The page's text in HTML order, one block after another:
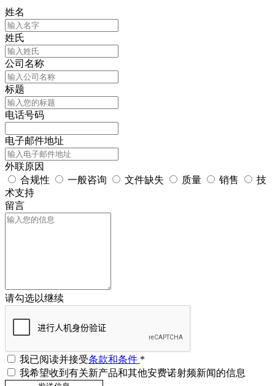
姓名
姓氏
公司名称
标题
电话号码
电子邮件地址
外联原因
合规性
一般咨询 文件缺失 质量 销售
技
术支持
留言
请勾选以继续
我已阅读并接受条款和条件 *
我希望收到有关新产品和其他安费诺射频新闻的信息